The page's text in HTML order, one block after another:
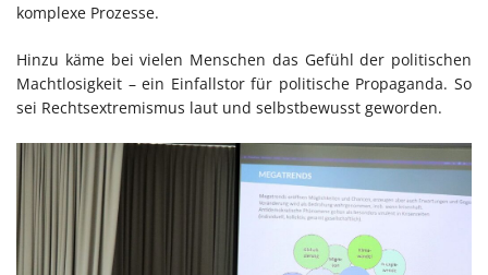
komplexe Prozesse.
Hinzu käme bei vielen Menschen das Gefühl der politischen
Machtlosigkeit – ein Einfallstor für politische Propaganda. So
sei Rechtsextremismus laut und selbstbewusst geworden.